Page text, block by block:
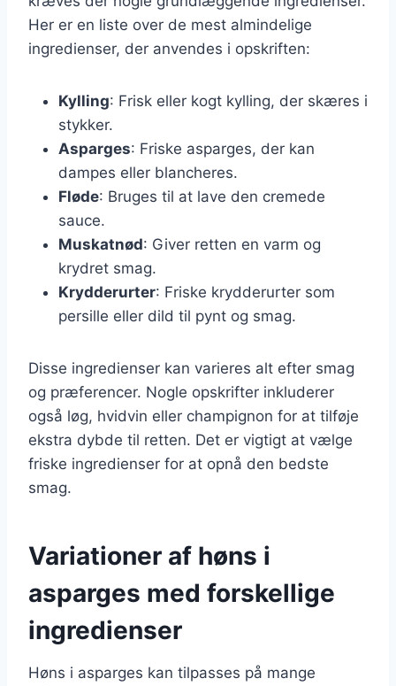
Her er en liste over de mest almindelige
ingredienser, der anvendes i opskriften:
Kylling: Frisk eller kogt kylling, der skæres i
stykker.
Asparges: Friske asparges, der kan
dampes eller blancheres.
Fløde: Bruges til at lave den cremede
sauce.
Muskatnød: Giver retten en varm og
krydret smag.
Krydderurter: Friske krydderurter som
persille eller dild til pynt og smag.
Disse ingredienser kan varieres alt efter smag
og præferencer. Nogle opskrifter inkluderer
også løg, hvidvin eller champignon for at tilføje
ekstra dybde til retten. Det er vigtigt at vælge
friske ingredienser for at opnå den bedste
smag.
Variationer af høns i
asparges med forskellige
ingredienser
Høns i asparges kan tilpasses på mange